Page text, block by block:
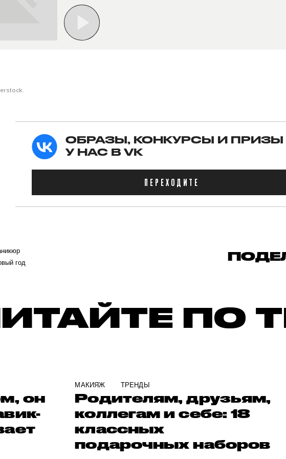
ОБРАЗЫ, КОНКУРСЫ И
У НАС В VK
ПЕРЕХОДИТЕ
год
ПО
он
МАКИЯЖ ТРЕНДЫ
Родителям, друзьям,
коллегам и себе: 18
классных
подарочных наборов